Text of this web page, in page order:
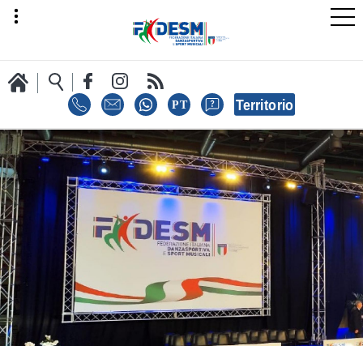
LA FEDERAZIONE
AREA SPORT
AREA TECNICA